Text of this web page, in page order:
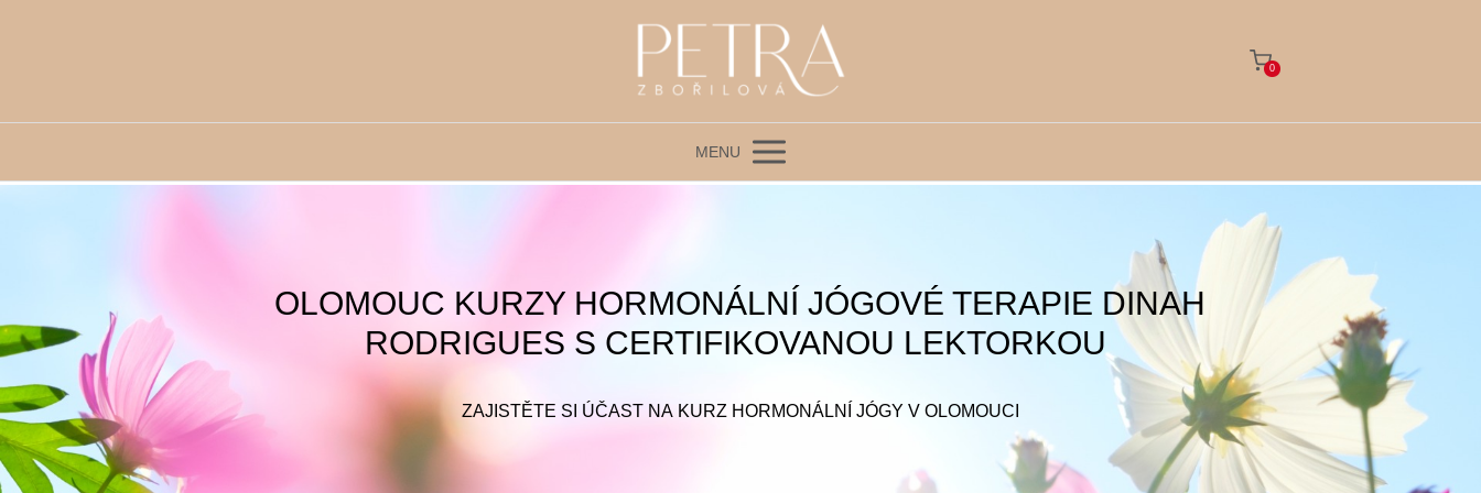
0
MENU
OLOMOUC KURZY HORMONÁLNÍ JÓGOVÉ TERAPIE DINAH
RODRIGUES S CERTIFIKOVANOU LEKTORKOU
ZAJISTĚTE SI ÚČAST NA KURZ HORMONÁLNÍ JÓGY V OLOMOUCI